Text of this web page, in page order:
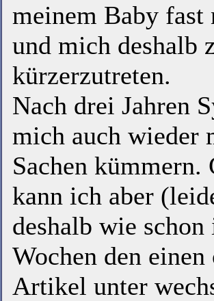
meinem Baby fast
und mich deshalb
kürzerzutreten.
Nach drei Jahren
mich auch wieder
Sachen kümmern.
kann ich aber
deshalb wie schon
Wochen den einen
Artikel unter